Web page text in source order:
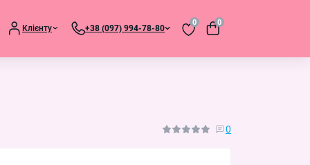
Клієнту +38 (097) 994-78-80
0 0
0